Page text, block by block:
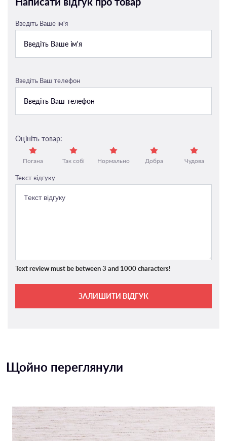
Введіть Ваше ім'я
Введіть Ваш телефон
Оцініть товар:
Погана Так собі Нормально Добра Чудова
Текст відгуку
Text review must be between 3 and 1000 characters!
ЗАЛИШИТИ ВІДГУК
Щойно переглянули